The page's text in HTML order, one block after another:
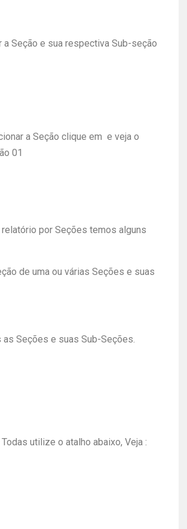
Seção e sua respectiva Sub-seção
a Seção clique em e veja o
01
por Seções temos alguns
de uma ou várias Seções e suas
Seções e suas Sub-Seções.
utilize o atalho abaixo, Veja :